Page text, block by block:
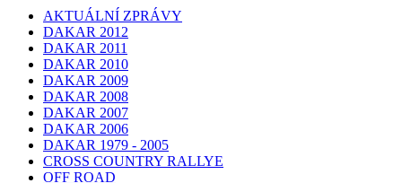
AKTUÁLNÍ ZPRÁVY
DAKAR 2012
DAKAR 2011
DAKAR 2010
DAKAR 2009
DAKAR 2008
DAKAR 2007
DAKAR 2006
DAKAR 1979 - 2005
CROSS COUNTRY RALLYE
OFF ROAD